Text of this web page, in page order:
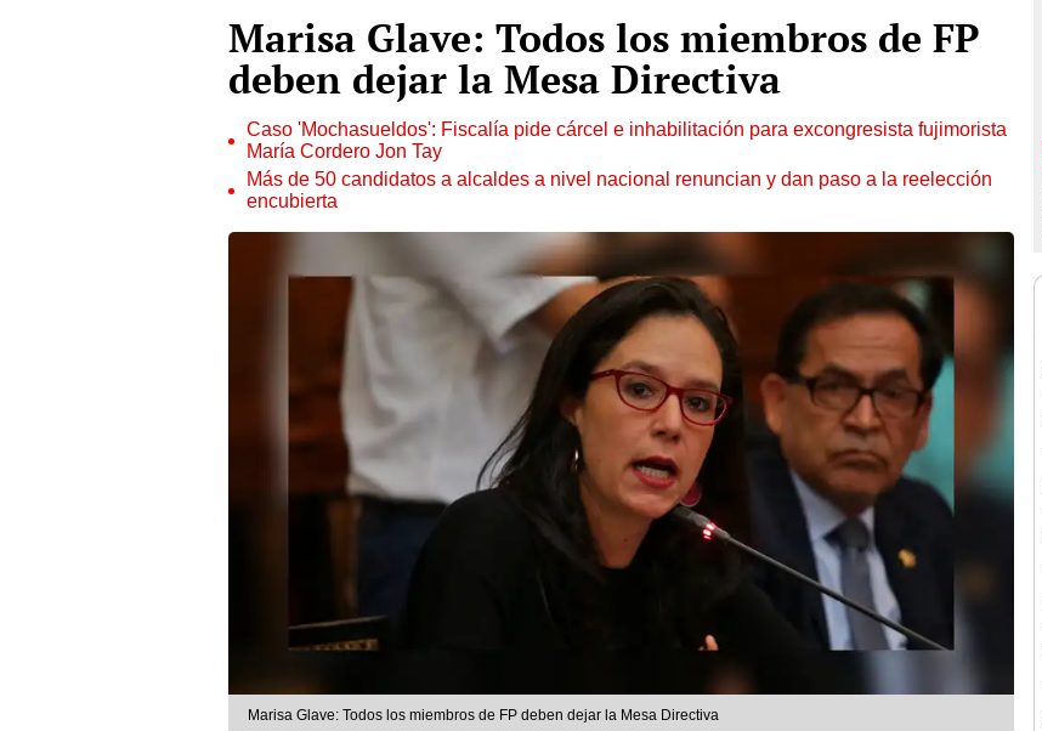
Marisa Glave: Todos los miembros de FP
deben dejar la Mesa Directiva
Caso 'Mochasueldos': Fiscalía pide cárcel e inhabilitación para excongresista fujimorista
María Cordero Jon Tay
Más de 50 candidatos a alcaldes a nivel nacional renuncian y dan paso a la reelección
encubierta
Marisa Glave: Todos los miembros de FP deben dejar la Mesa Directiva